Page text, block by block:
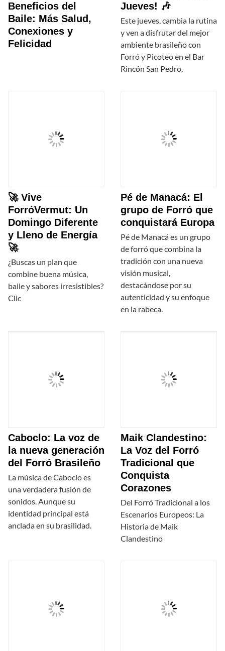
Beneficios del
Baile: Más Salud,
Conexiones y
Felicidad
Jueves! 🎶
Este jueves, cambia la rutina
y ven a disfrutar del mejor
ambiente brasileño con
Forró y Picoteo en el Bar
Rincón San Pedro.
🚀 Vive
ForróVermut: Un
Domingo Diferente
y Lleno de Energía
🚀
¿Buscas un plan que
combine buena música,
baile y sabores irresistibles?
Clic
Pé de Manacá: El
grupo de Forró que
conquistará Europa
Pé de Manacá es un grupo
de forró que combina la
tradición con una nueva
visión musical,
destacándose por su
autenticidad y su enfoque
en la rabeca.
Caboclo: La voz de
la nueva generación
del Forró Brasileño
La música de Caboclo es
una verdadera fusión de
sonidos. Aunque su
identidad principal está
anclada en su brasilidad.
Maik Clandestino:
La Voz del Forró
Tradicional que
Conquista
Corazones
Del Forró Tradicional a los
Escenarios Europeos: La
Historia de Maik
Clandestino